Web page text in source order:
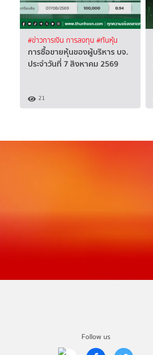
#ข่าวการเงิน การลงทุน #ทันหุ้น
การซื้อขายหุ้นของผู้บริหาร บจ.
ประจำวันที่ 7 สิงหาคม 2569
21
Follow us